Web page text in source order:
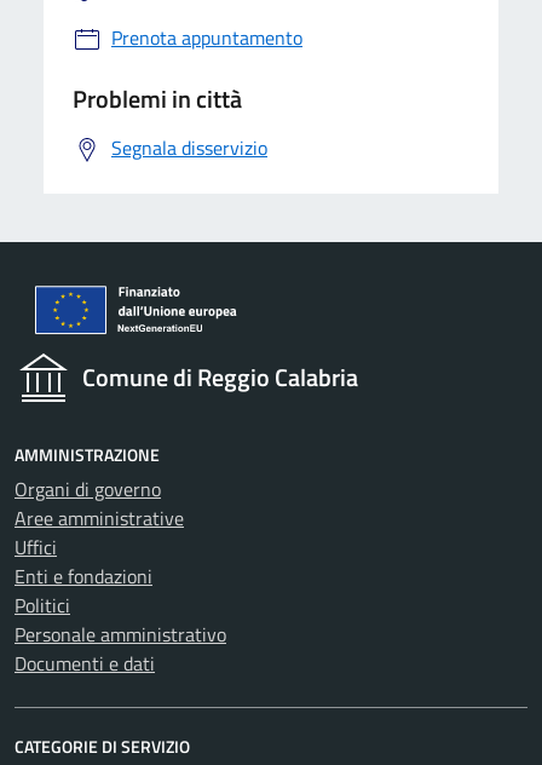
Prenota appuntamento
Problemi in città
Segnala disservizio
Comune di Reggio Calabria
AMMINISTRAZIONE
Organi di governo
Aree amministrative
Uffici
Enti e fondazioni
Politici
Personale amministrativo
Documenti e dati
CATEGORIE DI SERVIZIO